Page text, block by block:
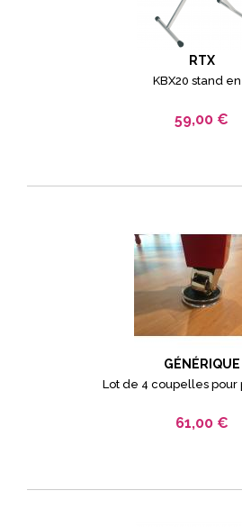
RTX
KBX20 stand en
59,00 €
GÉNÉRIQUE
Lot de 4 coupelles pour
61,00 €